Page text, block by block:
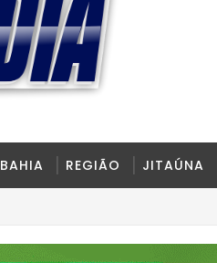
BAHIA REGIÃO JITAÚNA